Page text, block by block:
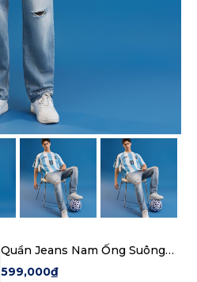
Quần Jeans Nam Ống Suông
Elevyn Form Straight
599,000₫